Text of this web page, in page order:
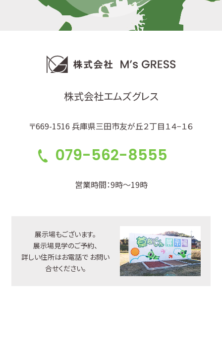
株式会社エムズグレス
〒669-1516 兵庫県三田市友が丘２丁目１４−１６
079-562-8555
営業時間：9時～19時
展示場もございます。
展示場見学のご予約、
詳しい住所はお電話で お問い
合せください。